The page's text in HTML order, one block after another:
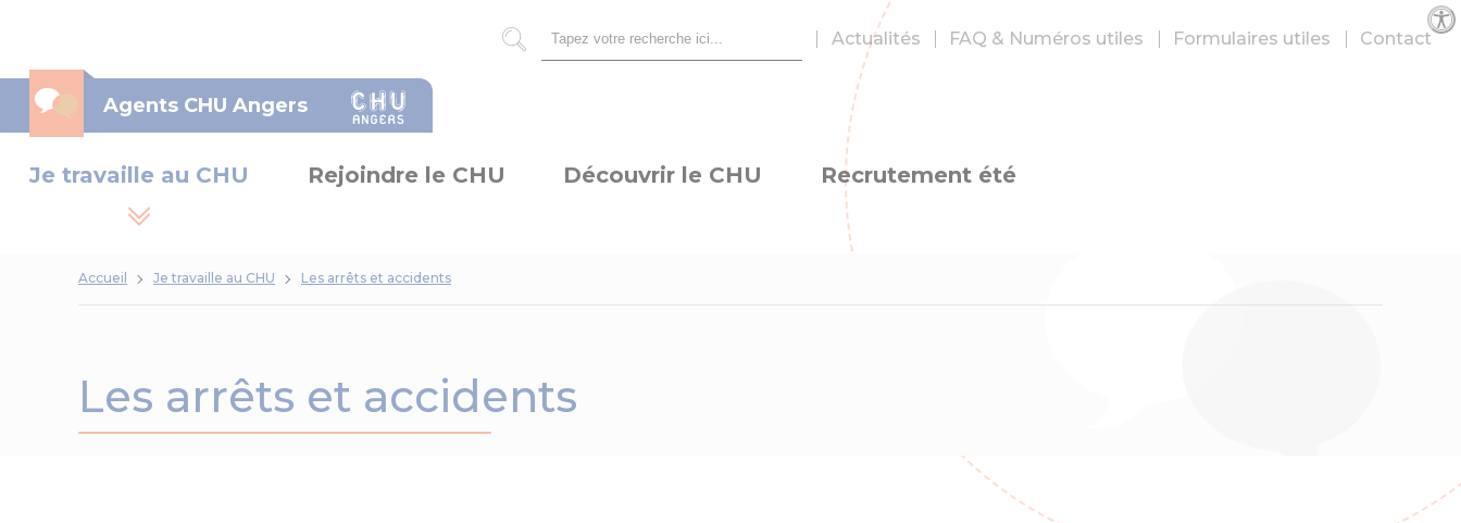
Agents CHU Angers
Rechercher
Actualités FAQ & Numéros utiles Formulaires utiles Contact
Je travaille au CHU Rejoindre le CHU Découvrir le CHU Recrutement été
Accueil Je travaille au CHU Les arrêts et accidents
Les arrêts et accidents